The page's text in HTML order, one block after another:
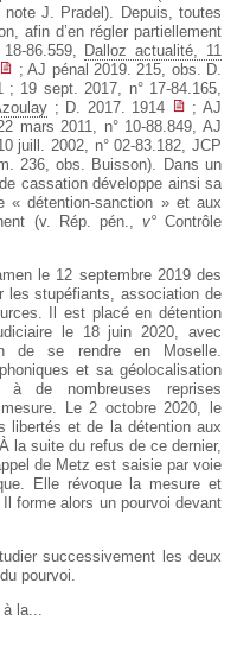
J. Pradel). Depuis, toutes
afin d’en régler partiellement
86.559,
Dalloz actualité, 11
; AJ pénal 2019. 215, obs. D.
; 19 sept. 2017, n° 17-84.165,
; D. 2017. 1914
; AJ
mars 2011, n° 10-88.849, AJ
juill. 2002, n° 02-83.182, JCP
236, obs. Buisson). Dans un
cassation développe ainsi sa
« détention-sanction » et aux
(v. Rép. pén., v°Contrôle
le 12 septembre 2019 des
les stupéfiants, association de
Il est placé en détention
le 18 juin 2020, avec
de se rendre en Moselle.
et sa géolocalisation
de nombreuses reprises
Le 2 octobre 2020, le
libertés et de la détention aux
la suite du refus de ce dernier,
de Metz est saisie par voie
Elle révoque la mesure et
forme alors un pourvoi devant
successivement les deux
pourvoi.
la...